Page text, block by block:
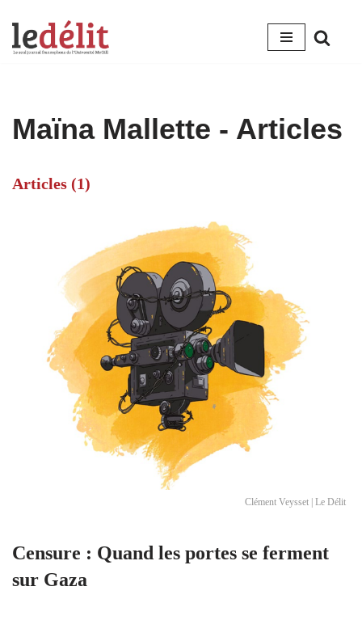
Aller
Maïna Mallette - Articles
Articles (1)
Clément Veysset | Le Délit
Censure : Quand les portes se ferment
sur Gaza